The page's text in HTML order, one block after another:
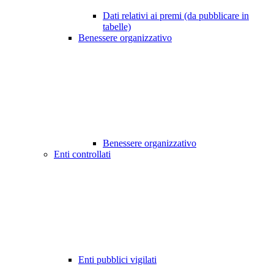
Dati relativi ai premi (da pubblicare in
tabelle)
Benessere organizzativo
Benessere organizzativo
Enti controllati
Enti pubblici vigilati